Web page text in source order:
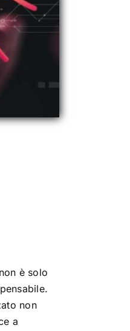
non è solo
non
a